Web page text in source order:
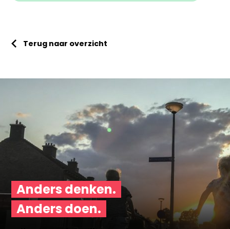
Terug naar overzicht
Anders denken.
Anders doen.